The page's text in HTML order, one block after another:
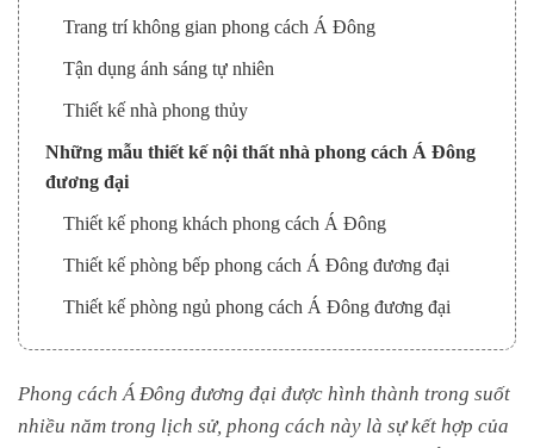
Trang trí không gian phong cách Á Đông
Tận dụng ánh sáng tự nhiên
Thiết kế nhà phong thủy
Những mẫu thiết kế nội thất nhà phong cách Á Đông
đương đại
Thiết kế phong khách phong cách Á Đông
Thiết kế phòng bếp phong cách Á Đông đương đại
Thiết kế phòng ngủ phong cách Á Đông đương đại
Phong cách Á Đông đương đại được hình thành trong suốt
nhiều năm trong lịch sử, phong cách này là sự kết hợp của